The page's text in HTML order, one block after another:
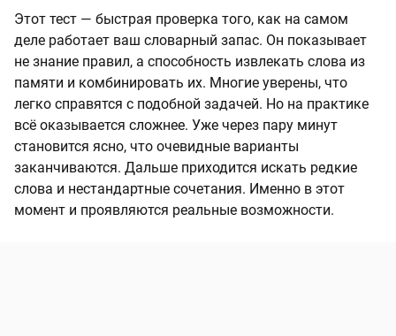
Этот тест — быстрая проверка того, как на самом
деле работает ваш словарный запас. Он показывает
не знание правил, а способность извлекать слова из
памяти и комбинировать их. Многие уверены, что
легко справятся с подобной задачей. Но на практике
всё оказывается сложнее. Уже через пару минут
становится ясно, что очевидные варианты
заканчиваются. Дальше приходится искать редкие
слова и нестандартные сочетания. Именно в этот
момент и проявляются реальные возможности.